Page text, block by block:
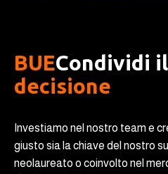
BUECondividi
decisione
Investiamo nel nostro team e
giusto sia la chiave del nostro
neolaureato o coinvolto nel